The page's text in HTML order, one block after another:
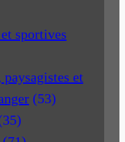
sportives
et
(53)